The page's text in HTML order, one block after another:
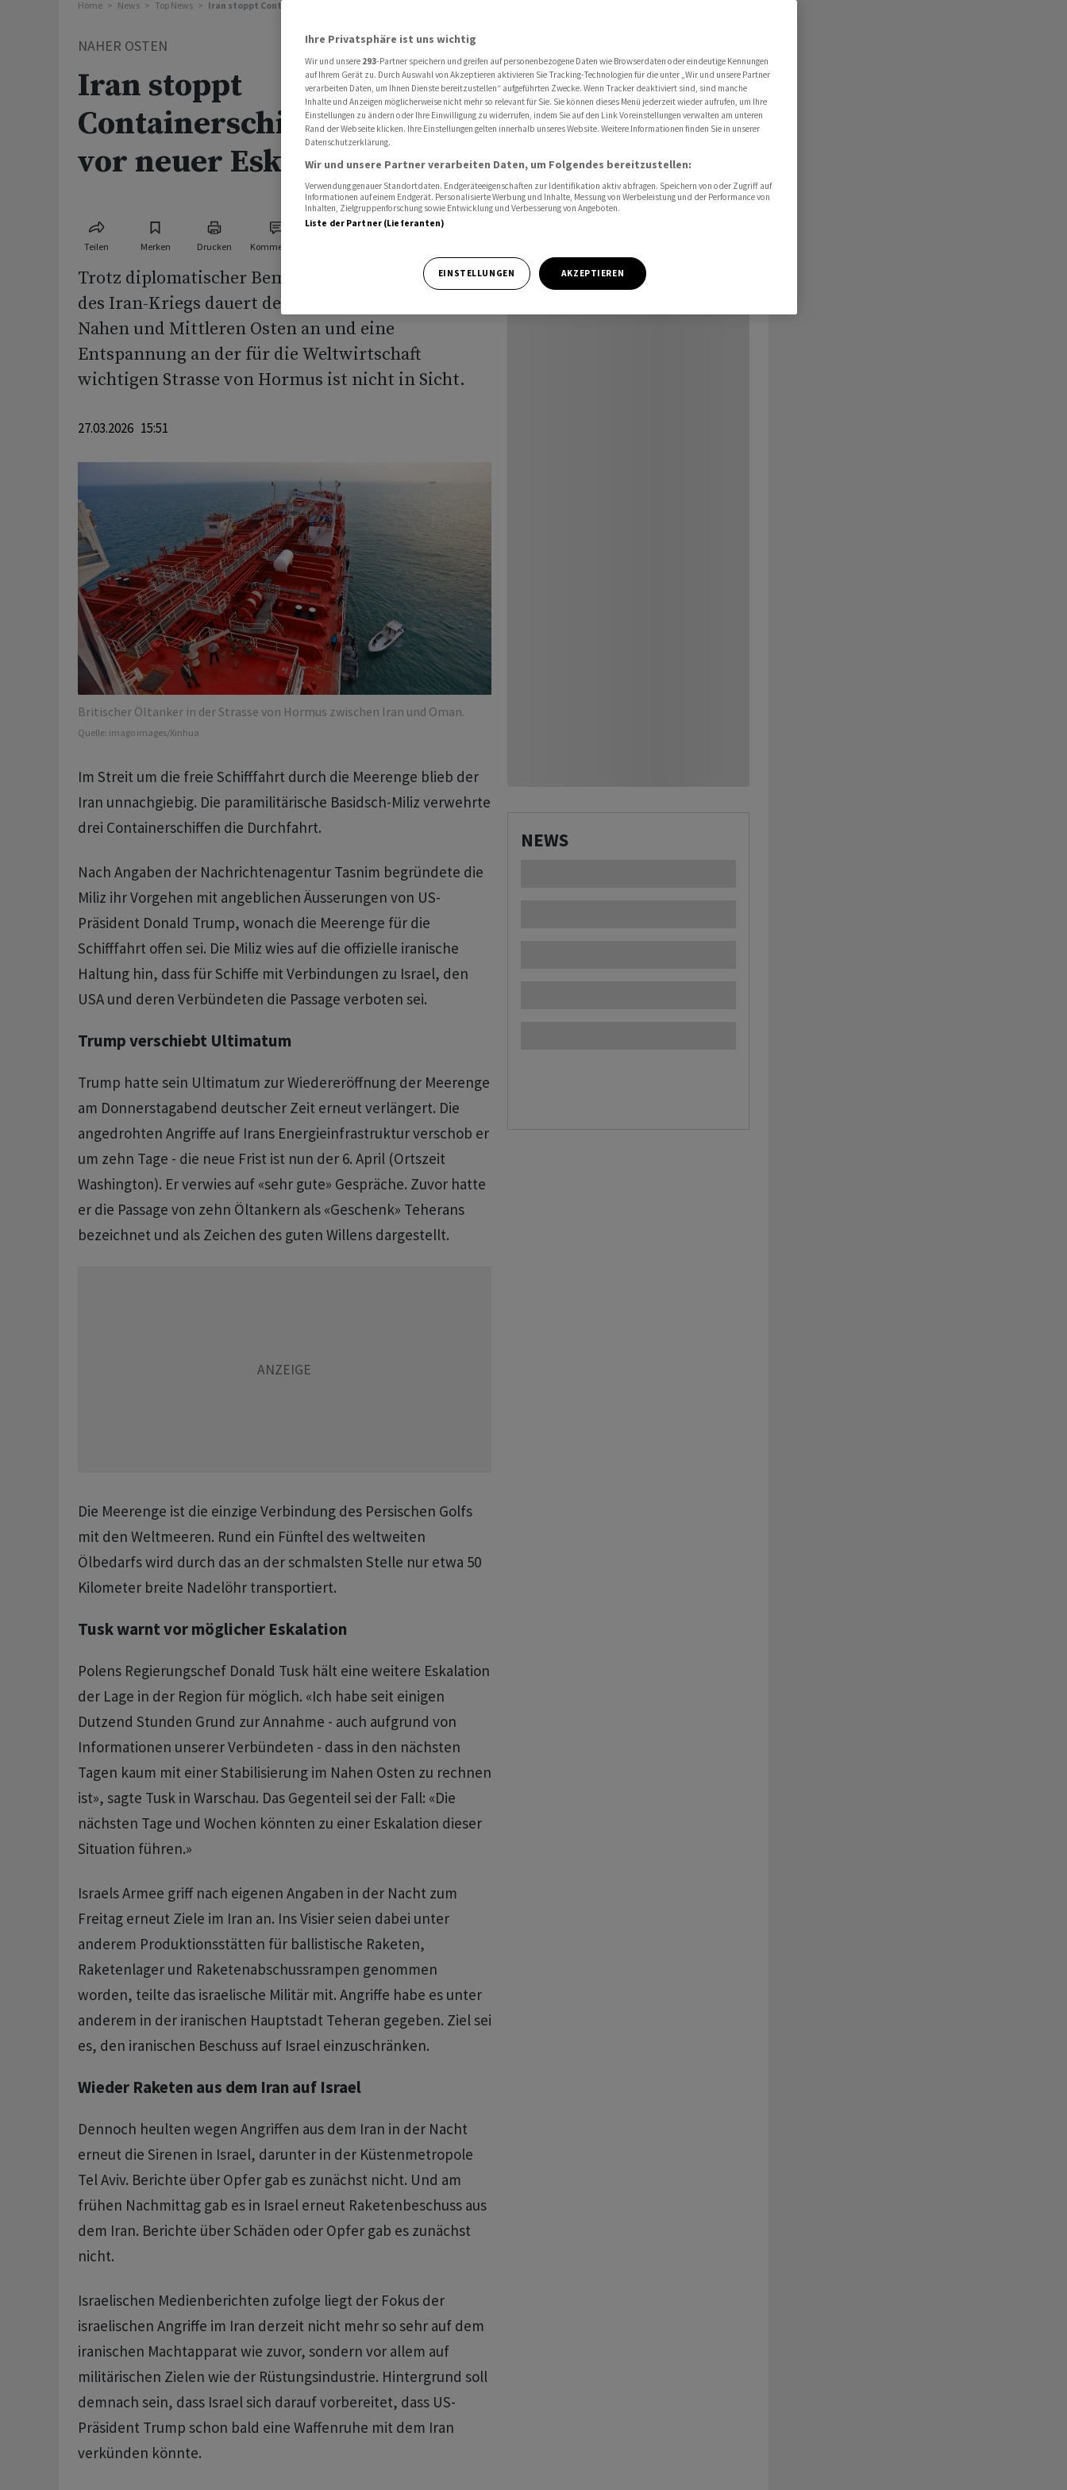
Home News Top News Iran stoppt Containerschiffe - Warnung vor neuer Eskalation
NAHER OSTEN
Iran stoppt
Containerschiffe - Warnung
vor neuer Eskalation
Teilen Merken Drucken Kommentare
Trotz diplomatischer Bemühungen um ein Ende
des Iran-Kriegs dauert der Schlagabtausch im
Nahen und Mittleren Osten an und eine
Entspannung an der für die Weltwirtschaft
wichtigen Strasse von Hormus ist nicht in Sicht.
27.03.2026 15:51
Britischer Öltanker in der Strasse von Hormus zwischen Iran und Oman.
Quelle: imago images/Xinhua
Im Streit um die freie Schifffahrt durch die Meerenge blieb der
Iran unnachgiebig. Die paramilitärische Basidsch-Miliz verwehrte
drei Containerschiffen die Durchfahrt.
Nach Angaben der Nachrichtenagentur Tasnim begründete die
Miliz ihr Vorgehen mit angeblichen Äusserungen von US-
Präsident Donald Trump, wonach die Meerenge für die
Schifffahrt offen sei. Die Miliz wies auf die offizielle iranische
Haltung hin, dass für Schiffe mit Verbindungen zu Israel, den
USA und deren Verbündeten die Passage verboten sei.
Trump verschiebt Ultimatum
Trump hatte sein Ultimatum zur Wiedereröffnung der Meerenge
am Donnerstagabend deutscher Zeit erneut verlängert. Die
angedrohten Angriffe auf Irans Energieinfrastruktur verschob er
um zehn Tage - die neue Frist ist nun der 6. April (Ortszeit
Washington). Er verwies auf «sehr gute» Gespräche. Zuvor hatte
er die Passage von zehn Öltankern als «Geschenk» Teherans
bezeichnet und als Zeichen des guten Willens dargestellt.
Die Meerenge ist die einzige Verbindung des Persischen Golfs
mit den Weltmeeren. Rund ein Fünftel des weltweiten
Ölbedarfs wird durch das an der schmalsten Stelle nur etwa 50
Kilometer breite Nadelöhr transportiert.
Tusk warnt vor möglicher Eskalation
Polens Regierungschef Donald Tusk hält eine weitere Eskalation
der Lage in der Region für möglich. «Ich habe seit einigen
Dutzend Stunden Grund zur Annahme - auch aufgrund von
Informationen unserer Verbündeten - dass in den nächsten
Tagen kaum mit einer Stabilisierung im Nahen Osten zu rechnen
ist», sagte Tusk in Warschau. Das Gegenteil sei der Fall: «Die
nächsten Tage und Wochen könnten zu einer Eskalation dieser
Situation führen.»
Israels Armee griff nach eigenen Angaben in der Nacht zum
Freitag erneut Ziele im Iran an. Ins Visier seien dabei unter
anderem Produktionsstätten für ballistische Raketen,
Raketenlager und Raketenabschussrampen genommen
worden, teilte das israelische Militär mit. Angriffe habe es unter
anderem in der iranischen Hauptstadt Teheran gegeben. Ziel sei
es, den iranischen Beschuss auf Israel einzuschränken.
Wieder Raketen aus dem Iran auf Israel
Dennoch heulten wegen Angriffen aus dem Iran in der Nacht
erneut die Sirenen in Israel, darunter in der Küstenmetropole
Tel Aviv. Berichte über Opfer gab es zunächst nicht. Und am
frühen Nachmittag gab es in Israel erneut Raketenbeschuss aus
dem Iran. Berichte über Schäden oder Opfer gab es zunächst
nicht.
Israelischen Medienberichten zufolge liegt der Fokus der
israelischen Angriffe im Iran derzeit nicht mehr so sehr auf dem
iranischen Machtapparat wie zuvor, sondern vor allem auf
militärischen Zielen wie der Rüstungsindustrie. Hintergrund soll
demnach sein, dass Israel sich darauf vorbereitet, dass US-
Präsident Trump schon bald eine Waffenruhe mit dem Iran
verkünden könnte.
NEWS
Ihre Privatsphäre ist uns wichtig
Wir und unsere 293-Partner speichern und greifen auf personenbezogene Daten wie Browserdaten oder eindeutige Kennungen
auf Ihrem Gerät zu. Durch Auswahl von Akzeptieren aktivieren Sie Tracking-Technologien für die unter „Wir und unsere Partner
verarbeiten Daten, um Ihnen Dienste bereitzustellen“ aufgeführten Zwecke. Wenn Tracker deaktiviert sind, sind manche
Inhalte und Anzeigen möglicherweise nicht mehr so relevant für Sie. Sie können dieses Menü jederzeit wieder aufrufen, um Ihre
Einstellungen zu ändern oder Ihre Einwilligung zu widerrufen, indem Sie auf den Link Voreinstellungen verwalten am unteren
Rand der Webseite klicken. Ihre Einstellungen gelten innerhalb unseres Website. Weitere Informationen finden Sie in unserer
Datenschutzerklärung.
Wir und unsere Partner verarbeiten Daten, um Folgendes bereitzustellen:
Verwendung genauer Standortdaten. Endgeräteeigenschaften zur Identifikation aktiv abfragen. Speichern von oder Zugriff auf
Informationen auf einem Endgerät. Personalisierte Werbung und Inhalte, Messung von Werbeleistung und der Performance von
Inhalten, Zielgruppenforschung sowie Entwicklung und Verbesserung von Angeboten.
Liste der Partner (Lieferanten)
EINSTELLUNGEN AKZEPTIEREN